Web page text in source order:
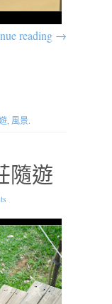
reading →
風景.
隨遊